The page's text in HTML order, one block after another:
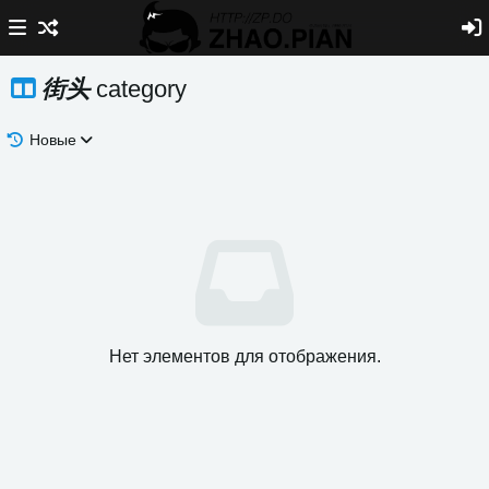
街头category
Новые
Нет элементов для отображения.